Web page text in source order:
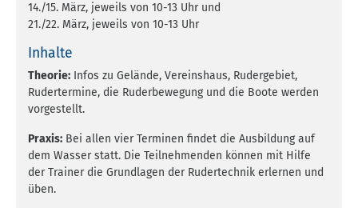
14./15. März, jeweils von 10-13 Uhr und
21./22. März, jeweils von 10-13 Uhr
Inhalte
Theorie: Infos zu Gelände, Vereinshaus, Rudergebiet,
Rudertermine, die Ruderbewegung und die Boote werden
vorgestellt.
Praxis: Bei allen vier Terminen findet die Ausbildung auf
dem Wasser statt. Die Teilnehmenden können mit Hilfe
der Trainer die Grundlagen der Rudertechnik erlernen und
üben.